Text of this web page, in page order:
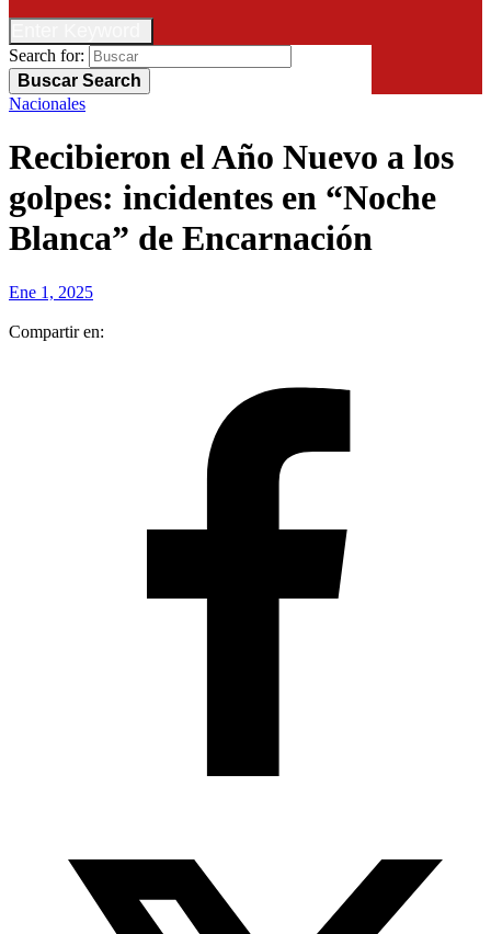
Search for:
Buscar Search
Nacionales
Recibieron el Año Nuevo a los
golpes: incidentes en “Noche
Blanca” de Encarnación
Ene 1, 2025
Compartir en: